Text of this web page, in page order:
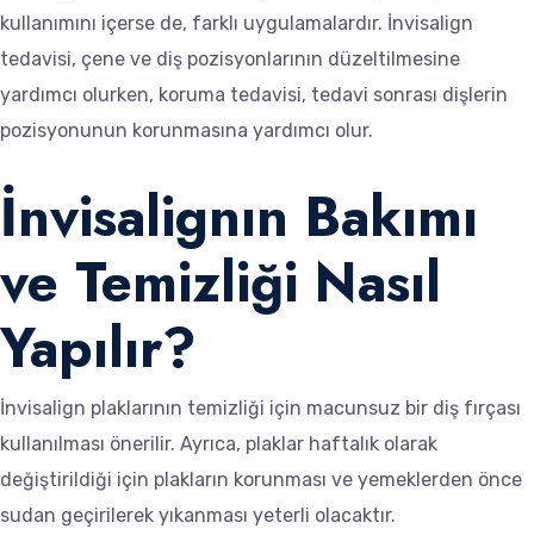
kullanımını içerse de, farklı uygulamalardır. İnvisalign
tedavisi, çene ve diş pozisyonlarının düzeltilmesine
yardımcı olurken, koruma tedavisi, tedavi sonrası dişlerin
pozisyonunun korunmasına yardımcı olur.
İnvisalignın Bakımı
ve Temizliği Nasıl
Yapılır?
İnvisalign plaklarının temizliği için macunsuz bir diş fırçası
kullanılması önerilir. Ayrıca, plaklar haftalık olarak
değiştirildiği için plakların korunması ve yemeklerden önce
sudan geçirilerek yıkanması yeterli olacaktır.